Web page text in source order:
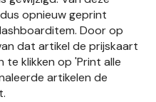
opnieuw geprint
Door op
dat artikel de prijskaart
klikken op 'Print alle
artikelen de